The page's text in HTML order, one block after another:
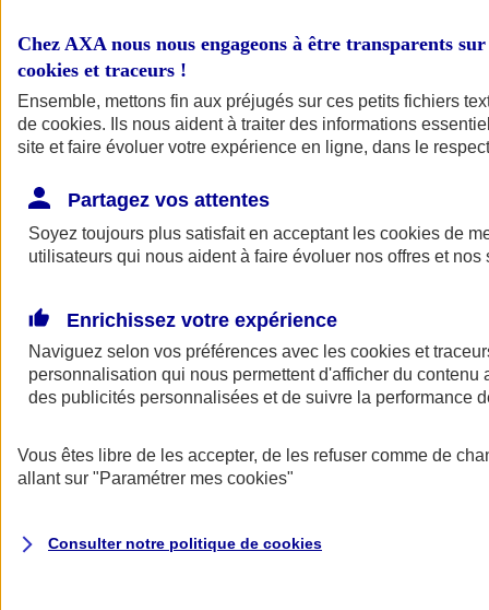
AXA Assurance
Chez AXA nous nous engageons à être transparents
cookies et traceurs !
Ensemble, mettons fin aux préjugés sur ces petits fichiers
de cookies. Ils nous aident à traiter des informations
site et faire évoluer votre expérience en ligne, dans le
Partagez vos attentes
Soyez toujours plus satisfait en acceptant les cookies de
utilisateurs qui nous aident à faire évoluer nos offres et nos
Enrichissez votre expérience
Naviguez selon vos préférences avec les cookies et
personnalisation qui nous permettent d'afficher du contenu
des publicités personnalisées et de suivre la performance
Vous êtes libre de les accepter, de les refuser comme de
allant sur "Paramétrer mes cookies"
Consulter notre politique de cookies